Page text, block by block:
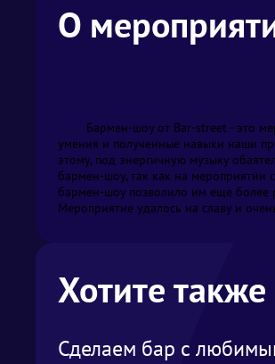
О
умения и полученные навыки наши
этому, под энергичную музыку
бармен-шоу, так как на мероприятии
бармен-шоу позволило им еще более
Мероприятие удалось на славу и
Хотите
Сделаем бар с